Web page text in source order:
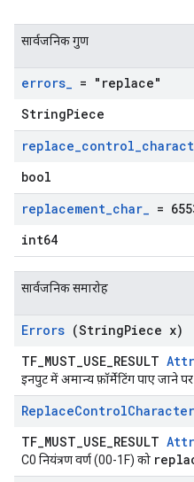
सार्वजनिक गुण
errors_ = "replace"
StringPiece
replace_control_
bool
replacement_char_ =
int64
सार्वजनिक समारोह
Errors (StringPiece x)
TF_MUST_USE_RESULT
इनपुट में अमान्य फ़ॉर्मेटिंग पाए जाने पर
ReplaceControl
TF_MUST_USE_RESULT
C0 नियंत्रण वर्ण (00-1F) को